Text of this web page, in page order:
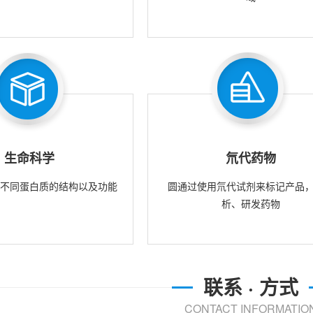
生命科学
同蛋白质的结构以及功能
氘代药物
圆通过使用氘代试剂来标记产品
析、研发药物
联系 · 方式
CONTACT